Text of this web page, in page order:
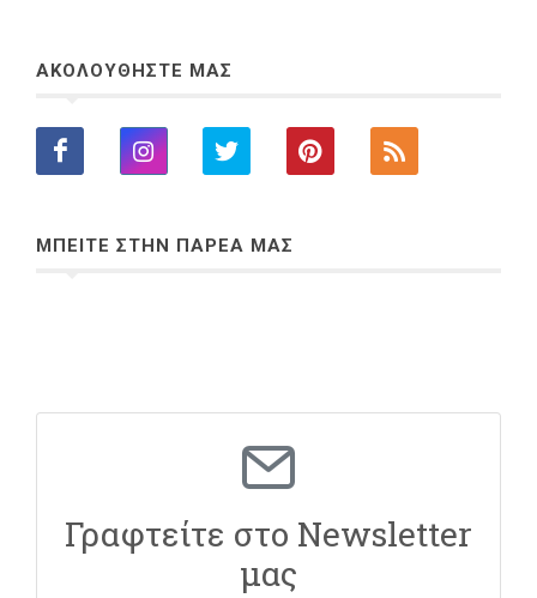
ΑΚΟΛΟΥΘΗΣΤΕ ΜΑΣ
ΜΠΕΙΤΕ ΣΤΗΝ ΠΑΡΕΑ ΜΑΣ
Γραφτείτε στο Newsletter
μας